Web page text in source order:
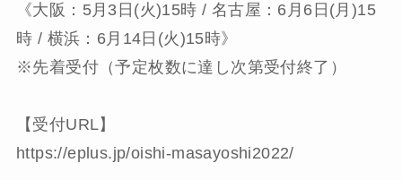
《大阪：5月3日(火)15時 / 名古屋：6月6日(月)15
時 / 横浜：6月14日(火)15時》
※先着受付（予定枚数に達し次第受付終了）
【受付URL】
https://eplus.jp/oishi-masayoshi2022/